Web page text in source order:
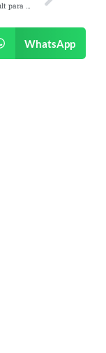
Beauty burnout influencia estratégia da Vult para simplificar os cuidados com os cabelos
WhatsApp